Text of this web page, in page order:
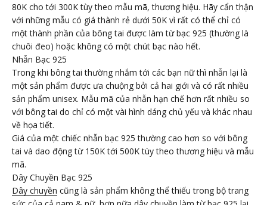
80K cho tới 300K tùy theo mẫu mã, thương hiệu. Hãy cẩn thận
với những mẫu có giá thành rẻ dưới 50K vì rất có thể chỉ có
một thành phần của bông tai được làm từ bạc 925 (thường là
chuôi đeo) hoặc không có một chút bạc nào hết.
Nhẫn Bạc 925
Trong khi bông tai thường nhắm tới các bạn nữ thì nhẫn lại là
một sản phẩm được ưa chuộng bởi cả hai giới và có rất nhiều
sản phẩm unisex. Mẫu mã của nhẫn hạn chế hơn rất nhiều so
với bông tai do chỉ có một vài hình dáng chủ yếu và khác nhau
về họa tiết.
Giá của một chiếc nhẫn bạc 925 thường cao hơn so với bông
tai và dao động từ 150K tới 500K tùy theo thương hiệu và mẫu
mã.
Dây Chuyền Bạc 925
Dây chuyền cũng là sản phẩm không thể thiếu trong bộ trang